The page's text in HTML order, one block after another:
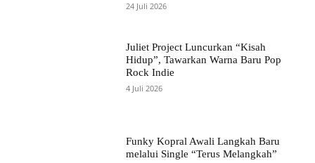
24 Juli 2026
Juliet Project Luncurkan “Kisah
Hidup”, Tawarkan Warna Baru Pop
Rock Indie
4 Juli 2026
Funky Kopral Awali Langkah Baru
melalui Single “Terus Melangkah”